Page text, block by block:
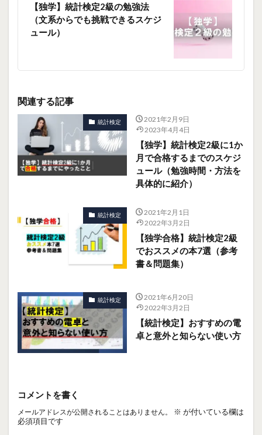
【独学】統計検定2級の勉強法
（文系からでも挑戦できるスケジ
ュール）
関連する記事
統計検定
2021年2月9日
2023年4月4日
【独学】統計検定2級に1か
月で合格するまでのスケジ
ュール（勉強時間・方法を
具体的に紹介）
統計検定
2021年2月1日
2022年3月2日
【独学合格】統計検定2級
でおススメの本7選（参考
書＆問題集）
統計検定
2021年6月20日
2022年3月2日
【統計検定】おすすめの電
卓と意外と知らない使い方
コメントを書く
メールアドレスが公開されることはありません。 ※ が付いている欄は
必須項目です